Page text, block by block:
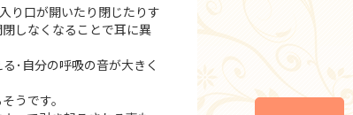
り口が開いたり閉じたりす
しなくなることで耳に異
･自分の呼吸の音が大きく
うです。